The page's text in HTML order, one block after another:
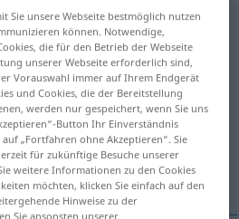
;kein pl>
anklicken/antippen)
Sie unsere Webseite bestmöglich nutzen
können. Notwendige,
die für den Betrieb der Webseite
unserer Webseite erforderlich sind,
Vorauswahl immer auf Ihrem Endgerät
und Cookies, die der Bereitstellung
werden nur gespeichert, wenn Sie uns
Button Ihr Einverständnis
„Fortfahren ohne Akzeptieren“. Sie
für zukünftige Besuche unserer
weitere Informationen zu den Cookies
möchten, klicken Sie einfach auf den
Hinweise zu der
Sie ansonsten unserer